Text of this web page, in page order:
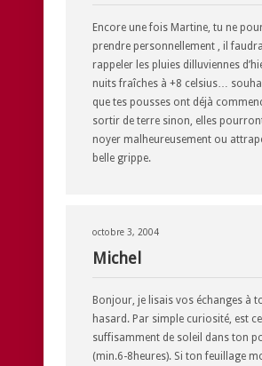
Encore une fois Martine, tu ne
prendre personnellement , il
rappeler les pluies dilluviennes
nuits fraîches à +8 celsius…
que tes pousses ont déjà
sortir de terre sinon, elles
noyer malheureusement ou
belle grippe.
octobre 3, 2004
Michel
Bonjour, je lisais vos échanges à
hasard. Par simple curiosité, est ce
suffisamment de soleil dans ton
(min.6-8heures). Si ton feuillage